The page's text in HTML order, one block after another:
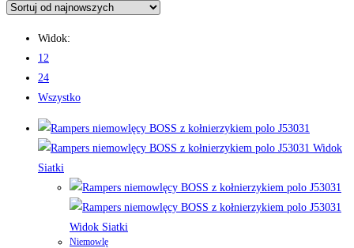
Widok:
12
24
Wszystko
Widok
Siatki
Widok Siatki
Niemowlę